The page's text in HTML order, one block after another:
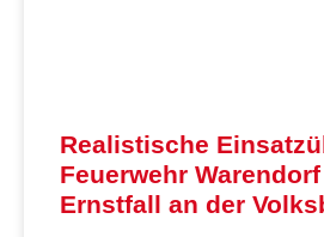
Realistische
Feuerwehr
Ernstfall an der